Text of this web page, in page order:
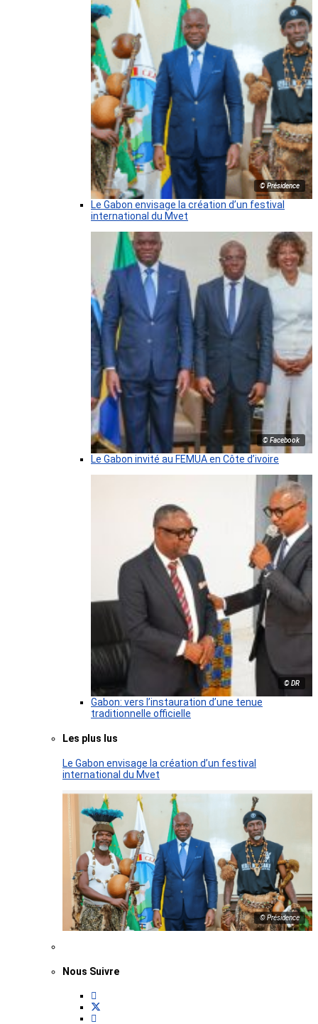
© Présidence
Le Gabon envisage la création d’un festival
international du Mvet
© Facebook
Le Gabon invité au FEMUA en Côte d’ivoire
© DR
Gabon: vers l’instauration d’une tenue
traditionnelle officielle
Les plus lus
Le Gabon envisage la création d’un festival
international du Mvet
© Présidence
Nous Suivre